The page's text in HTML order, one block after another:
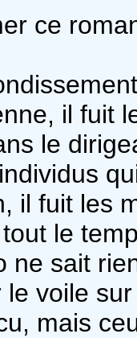
ce
il fuit
le
il fuit les
le
ne sait
voile
mais